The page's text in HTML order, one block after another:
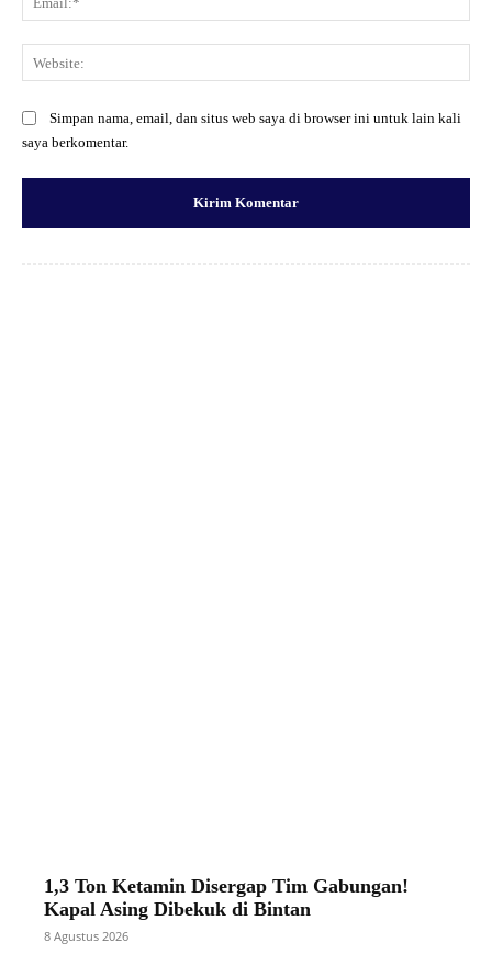
Simpan nama, email, dan situs web saya di browser ini untuk lain kali
saya berkomentar.
1,3 Ton Ketamin Disergap Tim Gabungan!
Kapal Asing Dibekuk di Bintan
8 Agustus 2026